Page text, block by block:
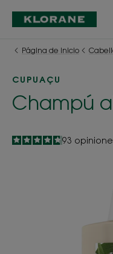
Página de inicio
CUPUAÇU
Champú
4.8
/
5
93